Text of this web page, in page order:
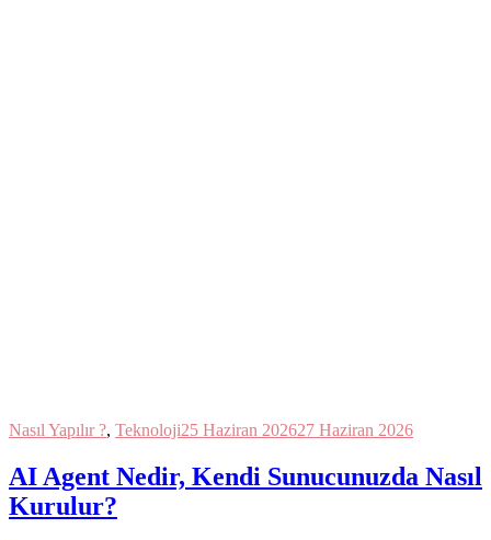
Nasıl Yapılır ?, Teknoloji25 Haziran 202627 Haziran 2026
AI Agent Nedir, Kendi Sunucunuzda Nasıl
Kurulur?